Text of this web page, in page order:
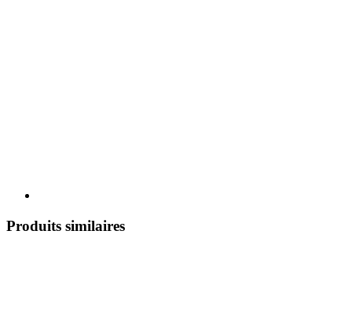
Produits similaires